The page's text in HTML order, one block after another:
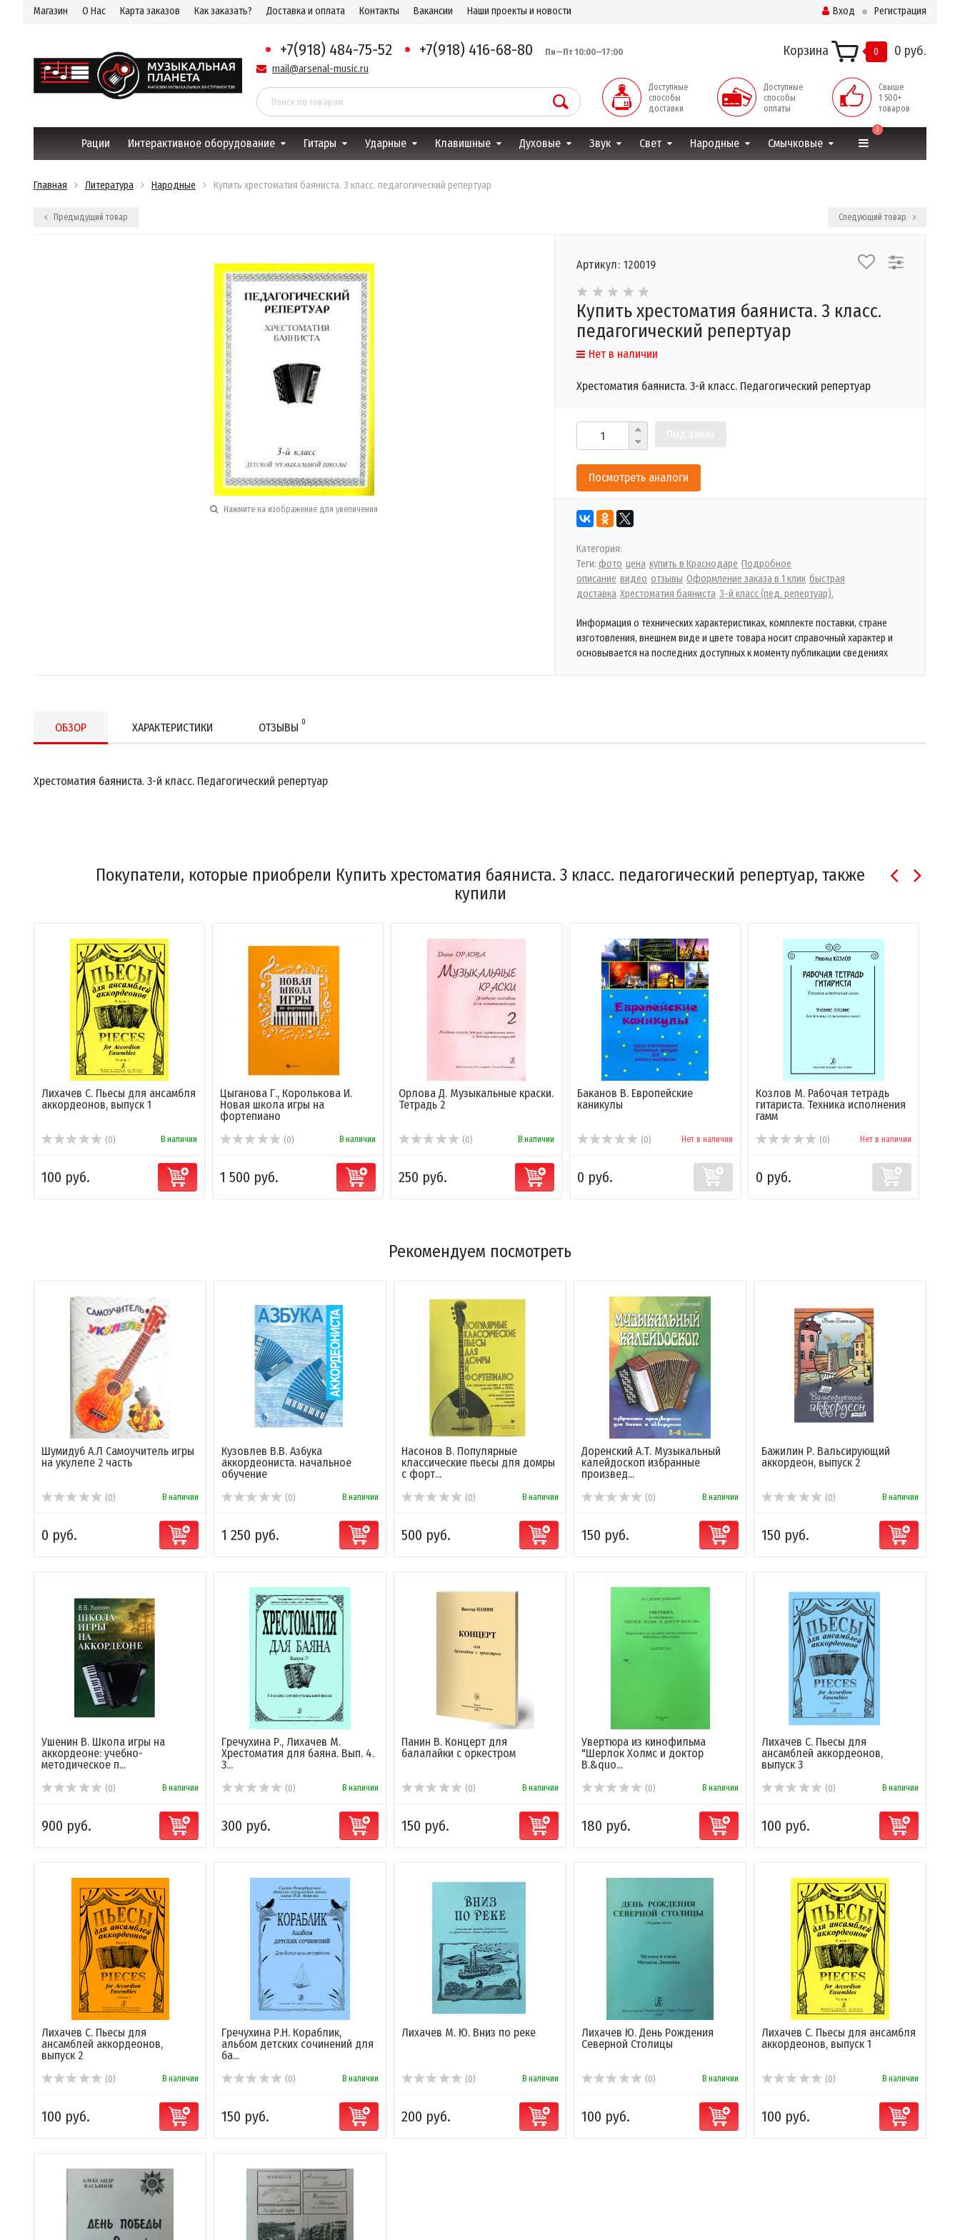
Магазин О Нас Карта заказов Как заказать? Доставка и оплата Контакты Вакансии Наши проекты и новости Вход Регистрация
+7(918) 484-75-52 +7(918) 416-68-80 Пн—Пт 10:00—17:00
mail@arsenal-music.ru
Корзина 0 0 руб.
Доступные
способы
доставки
Доступные
способы
оплаты
Свыше
1 500+
товаров
Рации Интерактивное оборудование Гитары Ударные Клавишные Духовые Звук Свет Народные Смычковые
3
Главная Литература Народные Купить хрестоматия баяниста. 3 класс. педагогический репертуар
Предыдущий товар Следующий товар
Нажмите на изображение для увеличения
Артикул: 120019
Купить хрестоматия баяниста. 3 класс.
педагогический репертуар
Нет в наличии
Хрестоматия баяниста. 3-й класс. Педагогический репертуар
Посмотреть аналоги
Категория:
Теги: фото цена купить в Краснодаре Подробное
описание видео отзывы Оформление заказа в 1 клик быстрая
доставка Хрестоматия баяниста 3-й класс (пед. репертуар).
Информация о технических характеристиках, комплекте поставки, стране
изготовления, внешнем виде и цвете товара носит справочный характер и
основывается на последних доступных к моменту публикации сведениях
ОБЗОР ХАРАКТЕРИСТИКИ ОТЗЫВЫ 0
Хрестоматия баяниста. 3-й класс. Педагогический репертуар
Покупатели, которые приобрели Купить хрестоматия баяниста. 3 класс. педагогический репертуар, также
купили
Лихачев С. Пьесы для ансамбля
аккордеонов, выпуск 1
(0) В наличии
100 руб.
Цыганова Г., Королькова И.
Новая школа игры на
фортепиано
(0) В наличии
1 500 руб.
Орлова Д. Музыкальные краски.
Тетрадь 2
(0) В наличии
250 руб.
Баканов В. Европейские
каникулы
(0) Нет в наличии
0 руб.
Козлов М. Рабочая тетрадь
гитариста. Техника исполнения
гамм
(0) Нет в наличии
0 руб.
Рекомендуем посмотреть
Шумидуб А.Л Самоучитель игры
на укулеле 2 часть
(0) В наличии
0 руб.
Кузовлев В.В. Азбука
аккордеониста. начальное
обучение
(0) В наличии
1 250 руб.
Насонов В. Популярные
классические пьесы для домры
с форт...
(0) В наличии
500 руб.
Доренский А.Т. Музыкальный
калейдоскоп избранные
произвед...
(0) В наличии
150 руб.
Бажилин Р. Вальсирующий
аккордеон, выпуск 2
(0) В наличии
150 руб.
Ушенин В. Школа игры на
аккордеоне: учебно-
методическое п...
(0) В наличии
900 руб.
Гречухина Р., Лихачев М.
Хрестоматия для баяна. Вып. 4.
3...
(0) В наличии
300 руб.
Панин В. Концерт для
балалайки с оркестром
(0) В наличии
150 руб.
Увертюра из кинофильма
"Шерлок Холмс и доктор
В.&quo...
(0) В наличии
180 руб.
Лихачев С. Пьесы для
ансамблей аккордеонов,
выпуск 3
(0) В наличии
100 руб.
Лихачев С. Пьесы для
ансамблей аккордеонов,
выпуск 2
(0) В наличии
100 руб.
Гречухина Р.Н. Кораблик,
альбом детских сочинений для
ба...
(0) В наличии
150 руб.
Лихачев М. Ю. Вниз по реке
(0) В наличии
200 руб.
Лихачев Ю. День Рождения
Северной Столицы
(0) В наличии
100 руб.
Лихачев С. Пьесы для ансамбля
аккордеонов, выпуск 1
(0) В наличии
100 руб.